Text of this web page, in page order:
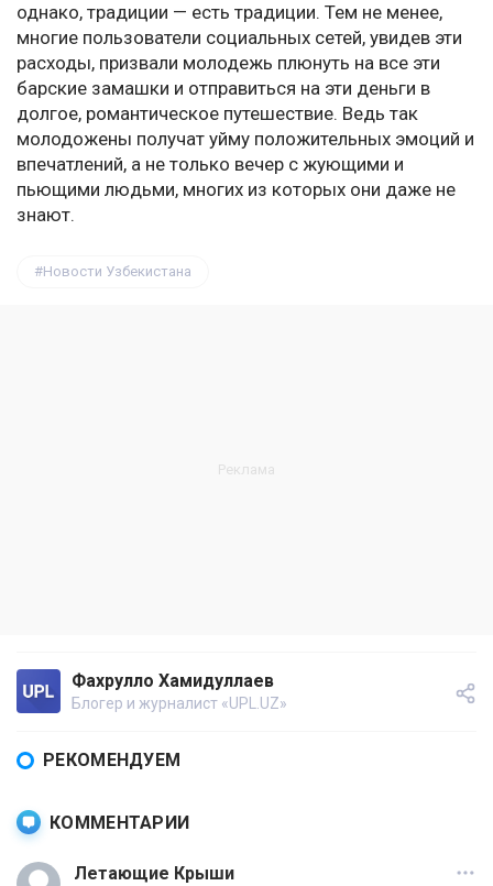
однако, традиции — есть традиции. Тем не менее,
многие пользователи социальных сетей, увидев эти
расходы, призвали молодежь плюнуть на все эти
барские замашки и отправиться на эти деньги в
долгое, романтическое путешествие. Ведь так
молодожены получат уйму положительных эмоций и
впечатлений, а не только вечер с жующими и
пьющими людьми, многих из которых они даже не
знают.
Новости Узбекистана
Фахрулло Хамидуллаев
Блогер и журналист «UPL.UZ»
РЕКОМЕНДУЕМ
КОММЕНТАРИИ
Летающие Крыши